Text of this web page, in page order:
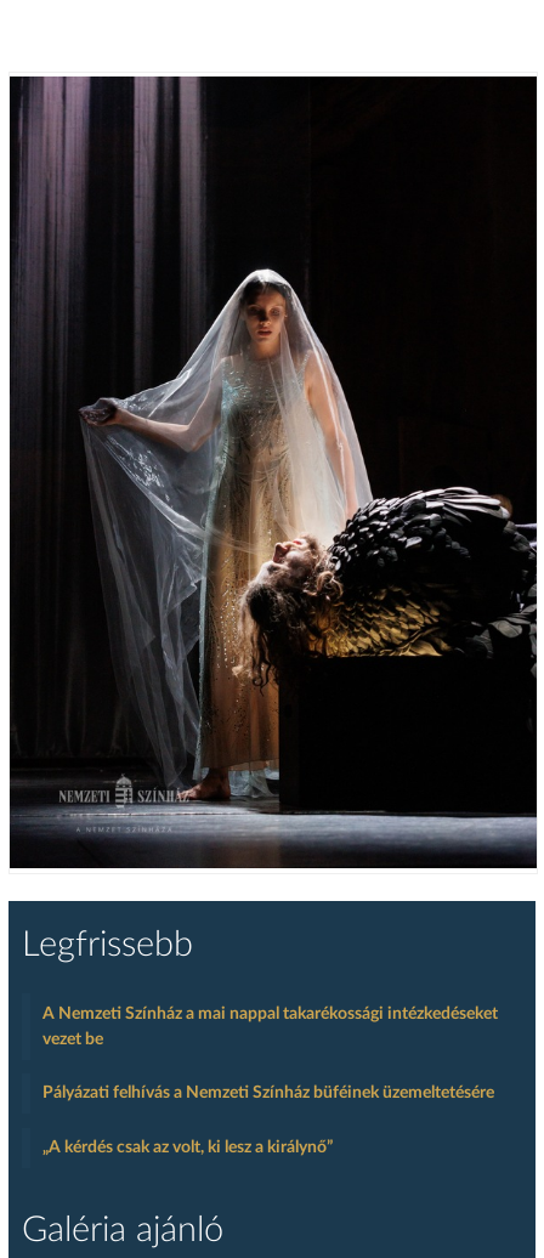
Legfrissebb
A Nemzeti Színház a mai nappal takarékossági intézkedéseket
vezet be
Pályázati felhívás a Nemzeti Színház büféinek üzemeltetésére
„A kérdés csak az volt, ki lesz a királynő”
Galéria ajánló